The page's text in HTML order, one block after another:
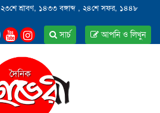
২৩শে শ্রাবণ, ১৪৩৩ বঙ্গাব্দ , ২৪শে সফর, ১৪৪৮
আপনি ও লিখুন
সার্চ